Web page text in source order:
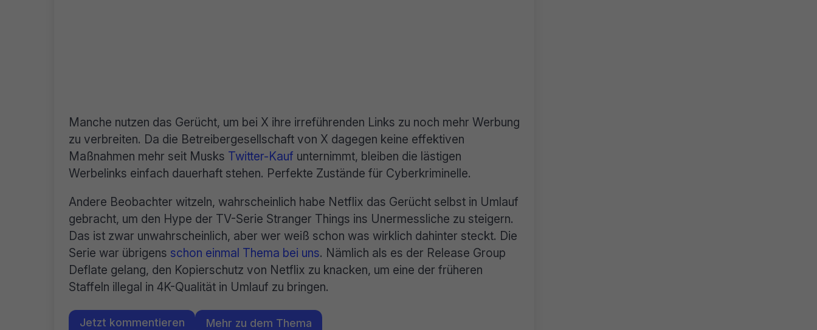
Manche nutzen das Gerücht, um bei X ihre irreführenden Links zu noch mehr Werbung
zu verbreiten. Da die Betreibergesellschaft von X dagegen keine effektiven
Maßnahmen mehr seit Musks Twitter-Kauf unternimmt, bleiben die lästigen
Werbelinks einfach dauerhaft stehen. Perfekte Zustände für Cyberkriminelle.
Andere Beobachter witzeln, wahrscheinlich habe Netflix das Gerücht selbst in Umlauf
gebracht, um den Hype der TV-Serie Stranger Things ins Unermessliche zu steigern.
Das ist zwar unwahrscheinlich, aber wer weiß schon was wirklich dahinter steckt. Die
Serie war übrigens schon einmal Thema bei uns. Nämlich als es der Release Group
Deflate gelang, den Kopierschutz von Netflix zu knacken, um eine der früheren
Staffeln illegal in 4K-Qualität in Umlauf zu bringen.
Jetzt kommentieren Mehr zu dem Thema